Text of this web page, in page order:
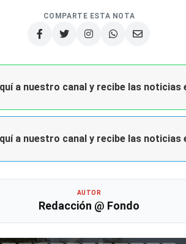
COMPARTE ESTA NOTA
a nuestro canal y recibe las noticias
a nuestro canal y recibe las noticias
AUTOR
Redacción @ Fondo